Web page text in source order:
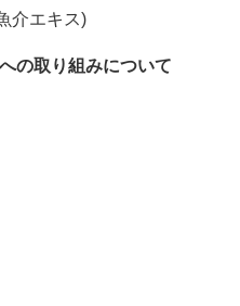
介エキス)
の取り組みについて